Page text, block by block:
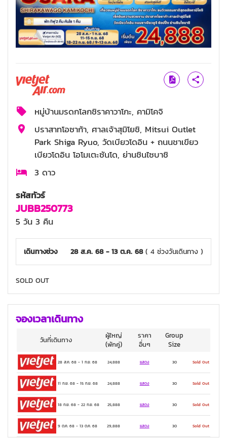
หมู่บ้านมรดกโลกชิราคาวาโกะ, คามิโคจิ
ปราสาทโอซาก้า, ศาลเจ้าสุมิโยชิ, Mitsui Outlet
Park Shiga Ryuo, วัดเบียวโดอิน + ถนนชาเขียว
เบียวโดอิน โอโมเตะซันโด, ย่านชินไซบาชิ
3 ดาว
รหัสทัวร์
JUBB250773
5 วัน 3 คืน
เดินทางช่วง 28 ส.ค. 68 - 13 ต.ค. 68( 4 ช่วงวันเดินทาง )
SOLD OUT
จองเวลาเดินทาง
วันที่เดินทาง
ผู้ใหญ่
(พักคู่)
ราคา
อื่นๆ
Group
Size
28 ส.ค. 68- 1 ก.ย. 68 24,888 แสดง 30 Sold Out
11 ก.ย. 68- 15 ก.ย. 68 24,888 แสดง 30 Sold Out
18 ก.ย. 68- 22 ก.ย. 68 25,888 แสดง 30 Sold Out
9 ต.ค. 68- 13 ต.ค. 68 29,888 แสดง 30 Sold Out